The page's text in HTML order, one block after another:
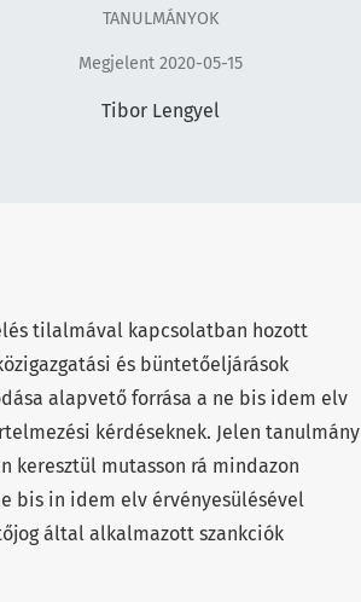
TANULMÁNYOK
Megjelent 2020-05-15
Tibor Lengyel
tilalmával kapcsolatban hozott
és büntetőeljárások
alapvető forrása a ne bis idem elv
kérdéseknek. Jelen tanulmány
keresztül mutasson rá mindazon
bis in idem elv érvényesülésével
által alkalmazott szankciók